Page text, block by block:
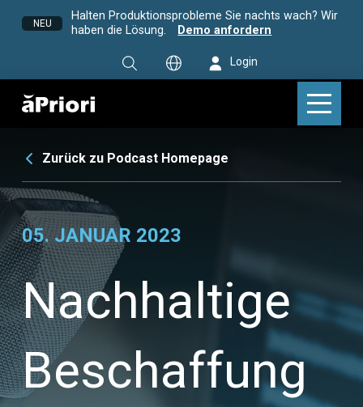
NEU
Halten Produktionsprobleme Sie nachts wach? Wir
haben die Lösung.
Demo anfordern
Login
Zurück zu Podcast Homepage
05. JANUAR 2023
Nachhaltige
Beschaffung